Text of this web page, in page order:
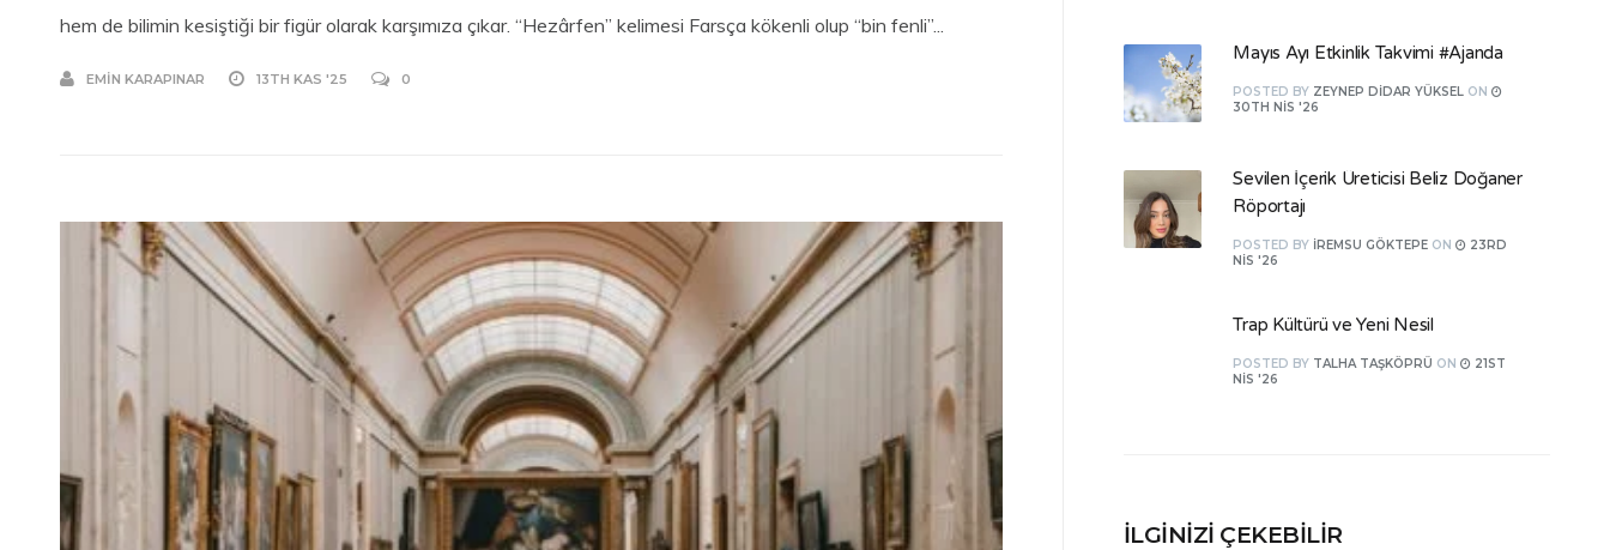
hem de bilimin kesiştiği bir figür olarak karşımıza çıkar. “Hezârfen” kelimesi Farsça kökenli olup “bin fenli”...
EMIN KARAPINAR 13TH KAS '25 0
Mayıs Ayı Etkinlik Takvimi #Ajanda
POSTED BY ZEYNEP DIDAR YÜKSEL ON
30TH NIS '26
Sevilen İçerik Üreticisi Beliz Doğaner
Röportajı
POSTED BY İREMSU GÖKTEPE ON
23RD
NIS '26
Trap Kültürü ve Yeni Nesil
POSTED BY TALHA TAŞKÖPRÜ ON
21ST
NIS '26
İLGINIZI ÇEKEBILIR